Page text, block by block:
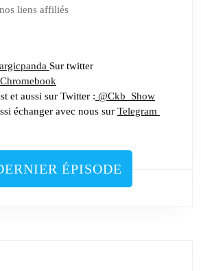
liens affiliés
Sur twitter
et aussi sur Twitter : @Ckb_Show
échanger avec nous sur Telegram
ÉPISODE